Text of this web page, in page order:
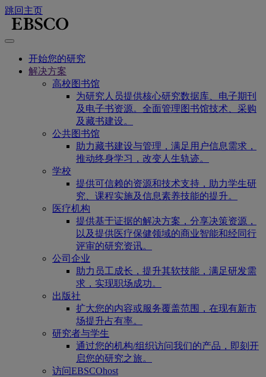
跳回主页
开始您的研究
解决方案
高校图书馆
为研究人员提供核心研究数据库、电子期刊
及电子书资源。全面管理图书馆技术、采购
及藏书建设。
公共图书馆
助力藏书建设与管理，满足用户信息需求，
推动终身学习，改变人生轨迹。
学校
提供可信赖的资源和技术支持，助力学生研
究、课程实施及信息素养技能的提升。
医疗机构
提供基于证据的解决方案，分享决策资源，
以及提供医疗保健领域的商业智能和经同行
评审的研究资讯。
公司企业
助力员工成长，提升其软技能，满足研发需
求，实现职场成功。
出版社
扩大您的内容或服务覆盖范围，在现有新市
场提升占有率。
研究者与学生
通过您的机构/组织访问我们的产品，即刻开
启您的研究之旅。
访问EBSCOhost